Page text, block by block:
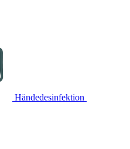
Händedesinfektion